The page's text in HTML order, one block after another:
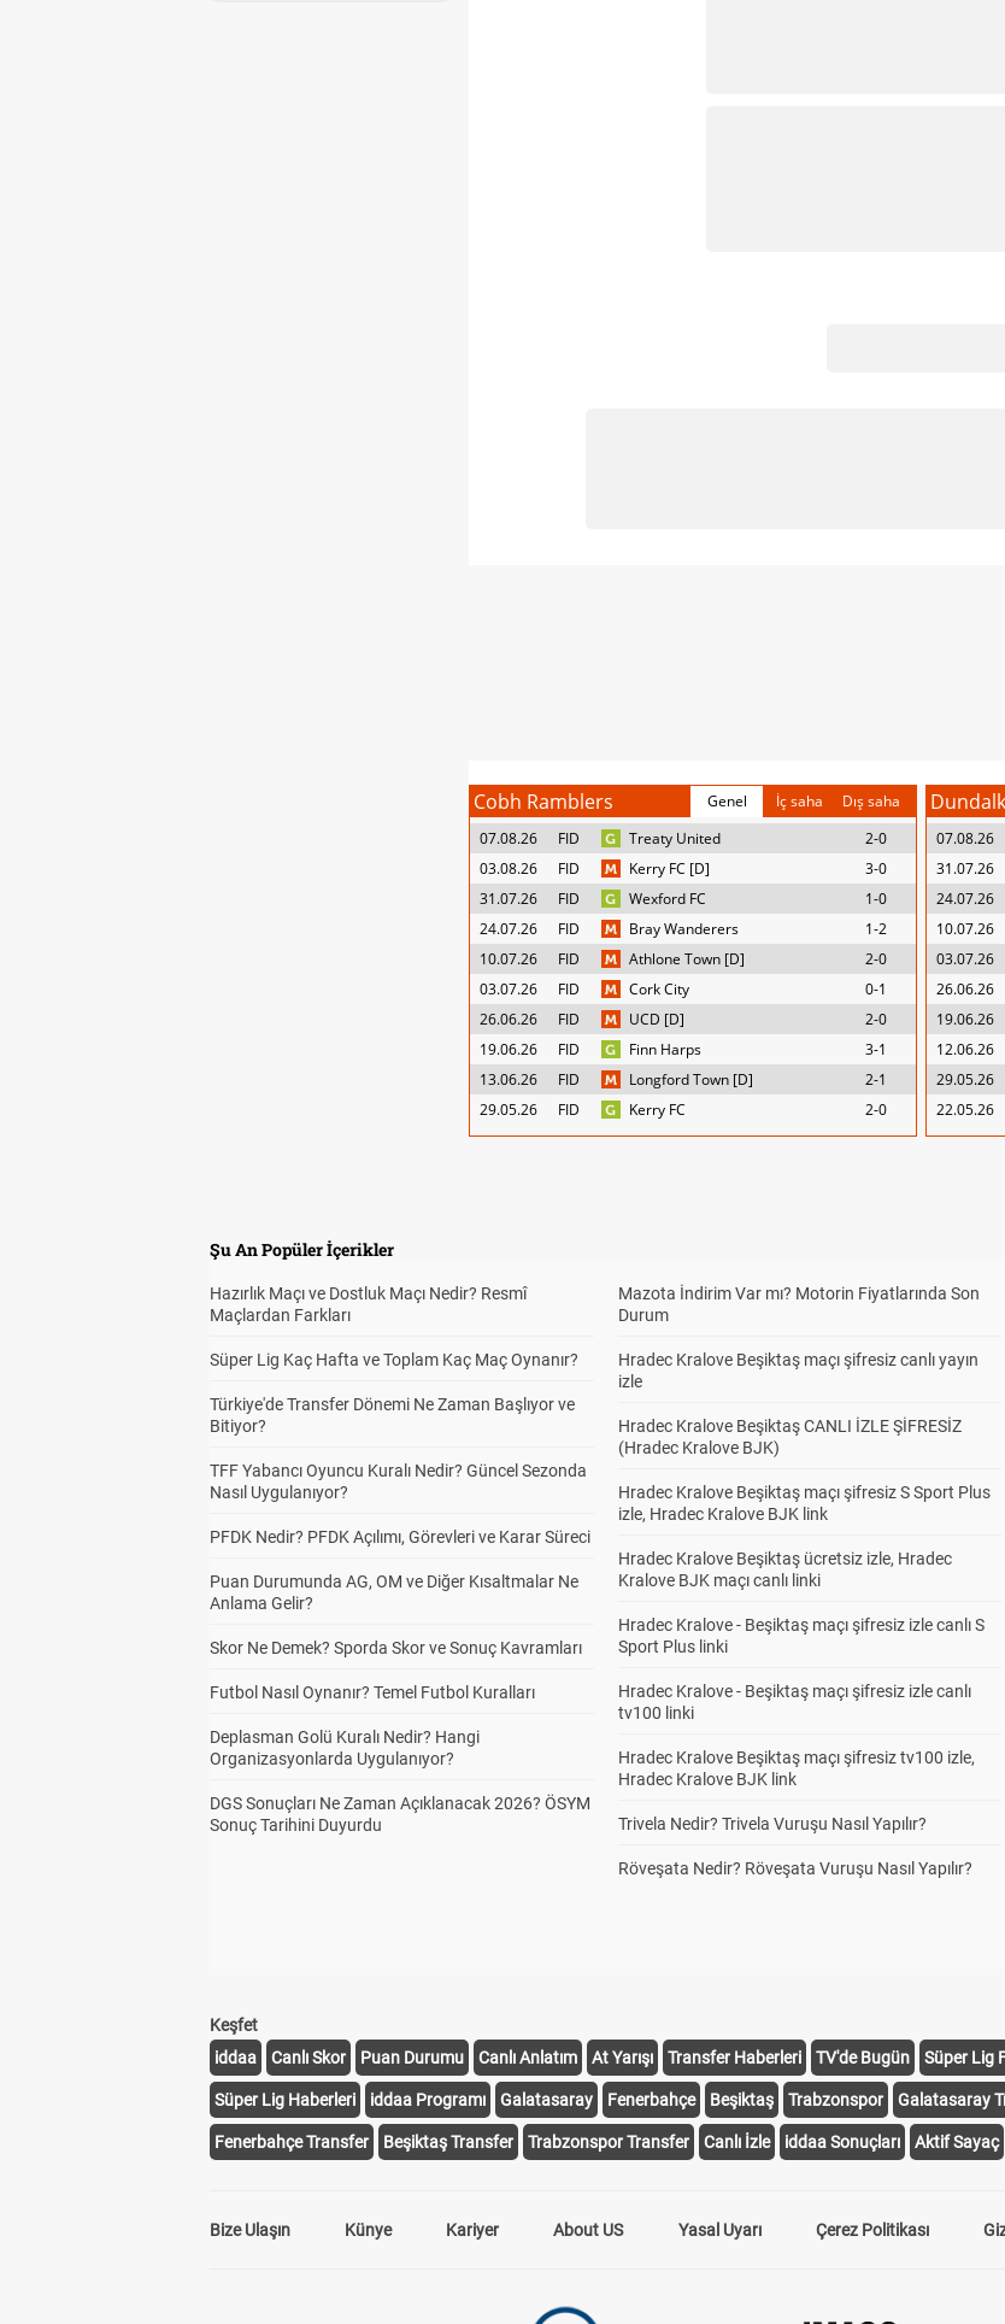
Cobh Ramblers Genel İç saha
Dış saha
07.08.26
FID Treaty United
2-0
03.08.26
FID Kerry FC [D]
3-0
31.07.26
FID Wexford FC
1-0
24.07.26
FID Bray Wanderers
1-2
10.07.26
FID Athlone Town [D]
2-0
03.07.26
FID Cork City
0-1
26.06.26
FID UCD [D]
2-0
19.06.26
FID Finn Harps
3-1
13.06.26
FID Longford Town [D]
2-1
29.05.26
FID Kerry FC 2-0
Dundalk
07.08.26
31.07.26
24.07.26
10.07.26
03.07.26
26.06.26
19.06.26
12.06.26
29.05.26
22.05.26
Şu An Popüler İçerikler
Hazırlık Maçı ve Dostluk Maçı Nedir? Resmî
Maçlardan Farkları
Süper Lig Kaç Hafta ve Toplam Kaç Maç Oynanır?
Türkiye'de Transfer Dönemi Ne Zaman Başlıyor ve
Bitiyor?
TFF Yabancı Oyuncu Kuralı Nedir? Güncel Sezonda
Nasıl Uygulanıyor?
PFDK Nedir? PFDK Açılımı, Görevleri ve Karar Süreci
Puan Durumunda AG, OM ve Diğer Kısaltmalar Ne
Anlama Gelir?
Skor Ne Demek? Sporda Skor ve Sonuç Kavramları
Futbol Nasıl Oynanır? Temel Futbol Kuralları
Deplasman Golü Kuralı Nedir? Hangi
Organizasyonlarda Uygulanıyor?
DGS Sonuçları Ne Zaman Açıklanacak 2026? ÖSYM
Sonuç Tarihini Duyurdu
Mazota İndirim Var mı? Motorin Fiyatlarında Son
Durum
Hradec Kralove Beşiktaş maçı şifresiz canlı yayın
izle
Hradec Kralove Beşiktaş CANLI İZLE ŞİFRESİZ
(Hradec Kralove BJK)
Hradec Kralove Beşiktaş maçı şifresiz S Sport Plus
izle, Hradec Kralove BJK link
Hradec Kralove Beşiktaş ücretsiz izle, Hradec
Kralove BJK maçı canlı linki
Hradec Kralove - Beşiktaş maçı şifresiz izle canlı S
Sport Plus linki
Hradec Kralove - Beşiktaş maçı şifresiz izle canlı
tv100 linki
Hradec Kralove Beşiktaş maçı şifresiz tv100 izle,
Hradec Kralove BJK link
Trivela Nedir? Trivela Vuruşu Nasıl Yapılır?
Röveşata Nedir? Röveşata Vuruşu Nasıl Yapılır?
Keşfet
iddaa
Canlı Skor Puan Durumu Canlı Anlatım At Yarışı Transfer Haberleri TV'de Bugün Süper Lig
Süper Lig Haberleri iddaa Programı Galatasaray Fenerbahçe Beşiktaş Trabzonspor Galatasaray
Fenerbahçe Transfer Beşiktaş Transfer Trabzonspor Transfer Canlı İzle iddaa Sonuçları Aktif Sayaç
Bize Ulaşın Künye Kariyer About US Yasal Uyarı Çerez Politikası